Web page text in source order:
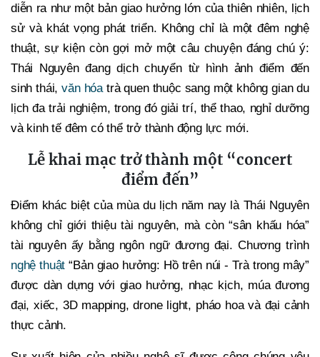
diễn ra như một bản giao hưởng lớn của thiên nhiên, lịch
sử và khát vọng phát triển. Không chỉ là một đêm nghệ
thuật, sự kiện còn gợi mở một câu chuyện đáng chú ý:
Thái Nguyên đang dịch chuyển từ hình ảnh điểm đến
sinh thái,văn hóa trà quen thuộc sang một không gian du
lịch đa trải nghiệm, trong đó giải trí, thể thao, nghỉ dưỡng
và kinh tế đêm có thể trở thành động lực mới.
Lễ khai mạc trở thành một “concert
điểm đến”
Điểm khác biệt của mùa du lịch năm nay là Thái Nguyên
không chỉ giới thiệu tài nguyên, mà còn “sân khấu hóa”
tài nguyên ấy bằng ngôn ngữ đương đại. Chương trình
nghệ thuật “Bản giao hưởng: Hồ trên núi - Trà trong mây”
được dàn dựng với giao hưởng, nhạc kịch, múa đương
đại, xiếc, 3D mapping, drone light, pháo hoa và đại cảnh
thực cảnh.